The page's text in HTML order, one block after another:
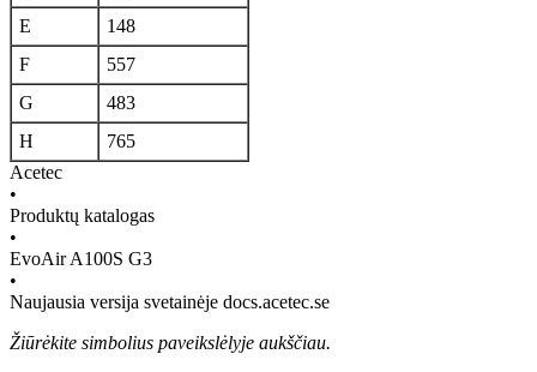
E
148
F
557
G
483
H
765
Acetec
•
Produktų katalogas
•
EvoAir A100S G3
•
Naujausia versija svetainėje docs.acetec.se
Žiūrėkite simbolius paveikslėlyje aukščiau.